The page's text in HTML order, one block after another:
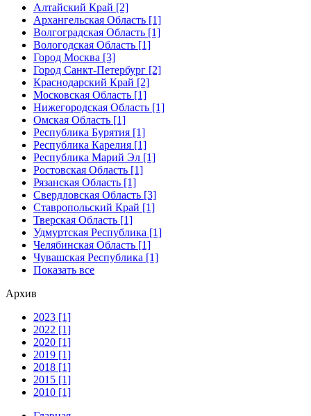
Алтайский Край [2]
Архангельская Область [1]
Волгоградская Область [1]
Вологодская Область [1]
Город Москва [3]
Город Санкт-Петербург [2]
Краснодарский Край [2]
Московская Область [1]
Нижегородская Область [1]
Омская Область [1]
Республика Бурятия [1]
Республика Карелия [1]
Республика Марий Эл [1]
Ростовская Область [1]
Рязанская Область [1]
Свердловская Область [3]
Ставропольский Край [1]
Тверская Область [1]
Удмуртская Республика [1]
Челябинская Область [1]
Чувашская Республика [1]
Показать все
Архив
2023 [1]
2022 [1]
2020 [1]
2019 [1]
2018 [1]
2015 [1]
2010 [1]